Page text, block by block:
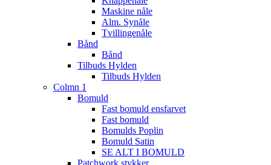
Maskine nåle
Alm. Synåle
Tvillingenåle
Bånd
Bånd
Tilbuds Hylden
Tilbuds Hylden
Colmn 1
Bomuld
Fast bomuld ensfarvet
Fast bomuld
Bomulds Poplin
Bomuld Satin
SE ALT I BOMULD
Patchwork stykker